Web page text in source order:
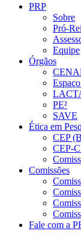
PRP
Sobre
Pró-
Equipe
Órgãos
PE²
SAVE
Ética em
CEP
CEP-
Comissões
Fale com a